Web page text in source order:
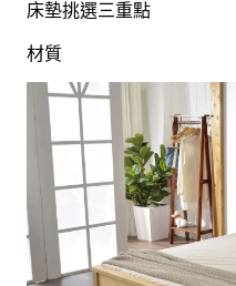
床墊挑選三重點
材質